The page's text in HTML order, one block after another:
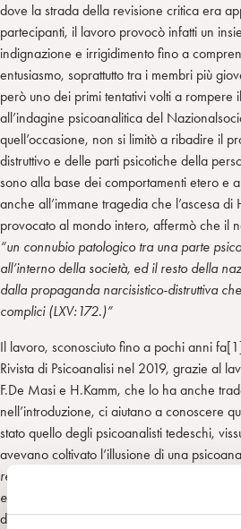
dove la strada della revisione critica era
partecipanti, il lavoro provocò infatti un
indignazione e irrigidimento fino a
entusiasmo, soprattutto tra i membri più
però uno dei primi tentativi volti a rompere
all’indagine psicoanalitica del
quell’occasione, non si limitò a ribadire il
distruttivo e delle parti psicotiche della
sono alla base dei comportamenti etero e
anche all’immane tragedia che l’ascesa
provocato al mondo intero, affermò che il
“un connubio patologico tra una parte
all’interno della società, ed il resto della
dalla propaganda narcisistico-distruttiva
complici (LXV:172.)”
Il lavoro, sconosciuto fino a pochi anni
Rivista di Psicoanalisi nel 2019, grazie al
F.De Masi e H.Kamm, che lo ha anche
nell’introduzione, ci aiutano a conoscere
stato quello degli psicoanalisti tedeschi,
avevano coltivato l’illusione di una
resistenza a cui sarebbe bastato rimettersi
esserci di nuovo (Jappe, 1995,427).”
In
dell’IPA da parte dell’Associazione